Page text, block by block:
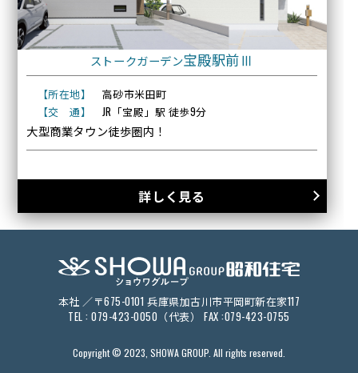
ストークガーデン宝殿駅前Ⅲ
【所在地】
高砂市米田町
【交 通】
JR「宝殿」駅 徒歩9分
大型商業タウン徒歩圏内！
詳しく見る
本社 ／〒675-0101 兵庫県加古川市平岡町新在家117
TEL : 079-423-0050（代表） FAX :079-423-0755
Copyright © 2023, SHOWA GROUP. All rights reserved.